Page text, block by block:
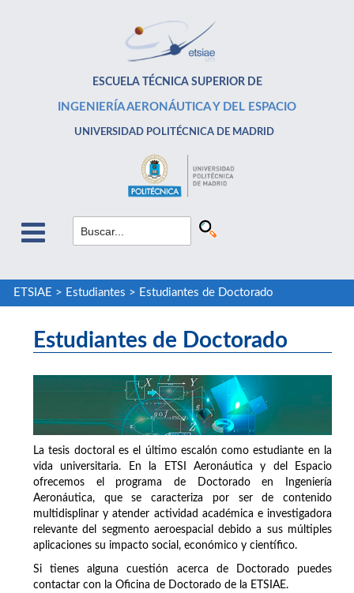
ESCUELA TÉCNICA SUPERIOR DE
INGENIERÍA AERONÁUTICA Y DEL ESPACIO
UNIVERSIDAD POLITÉCNICA DE MADRID
ETSIAE > Estudiantes > Estudiantes de Doctorado
Estudiantes de Doctorado
La tesis doctoral es el último escalón como estudiante en la
vida universitaria. En la ETSI Aeronáutica y del Espacio
ofrecemos el programa de Doctorado en Ingeniería
Aeronáutica, que se caracteriza por ser de contenido
multidisplinar y atender actividad académica e investigadora
relevante del segmento aeroespacial debido a sus múltiples
aplicaciones su impacto social, económico y científico.
Si tienes alguna cuestión acerca de Doctorado puedes
contactar con la Oficina de Doctorado de la ETSIAE.